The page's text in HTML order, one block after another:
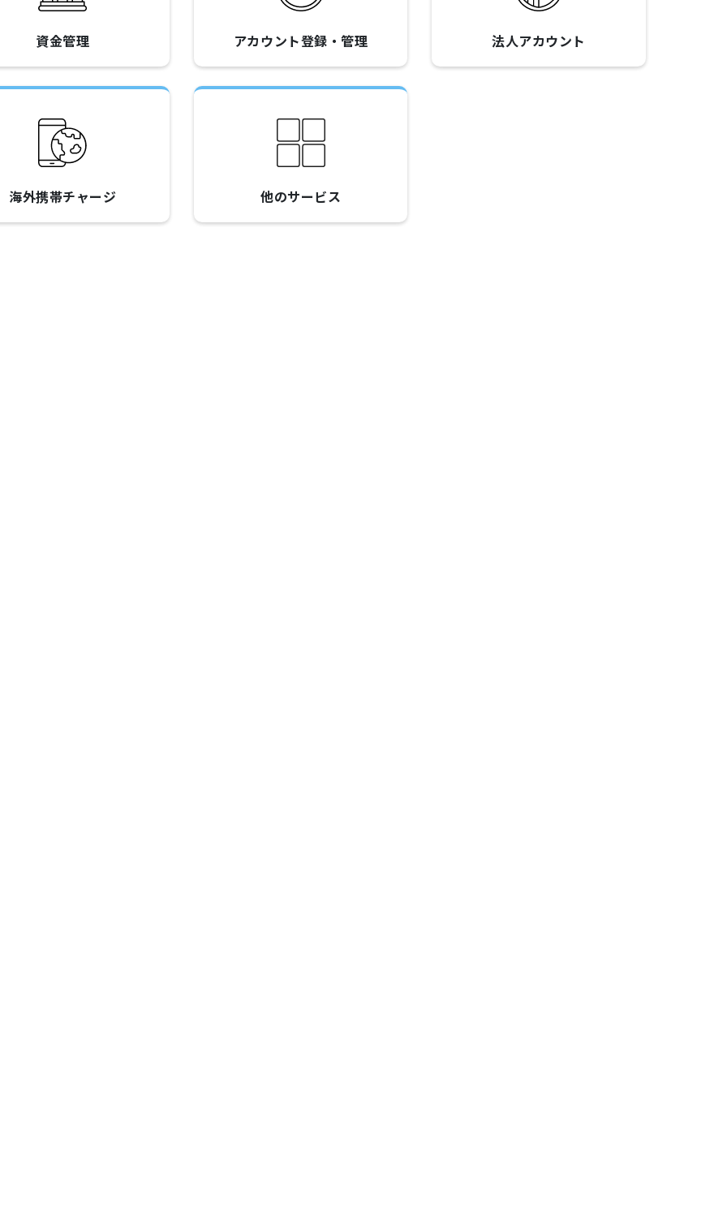
資金管理 アカウント登録・管理 法人アカウント
海外携帯チャージ 他のサービス